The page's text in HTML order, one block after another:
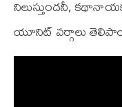
నిలుస్తుందనీ,
యూనిట్ వర్గాలు